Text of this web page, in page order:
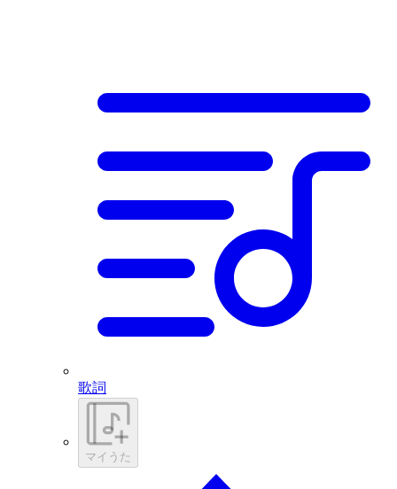
歌詞
マイうた